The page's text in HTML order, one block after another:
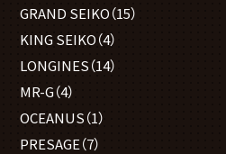
GRAND SEIKO（15）
KING SEIKO（4）
LONGINES（14）
MR-G（4）
OCEANUS（1）
PRESAGE（7）